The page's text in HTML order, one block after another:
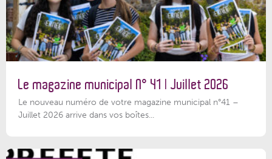
Le magazine municipal N° 41 | Juillet 2026
Le nouveau numéro de votre magazine municipal n°41 –
Juillet 2026 arrive dans vos boîtes...